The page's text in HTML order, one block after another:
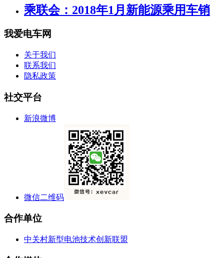
乘联会：2018年1月新能源乘用车销
我爱电车网
关于我们
联系我们
隐私政策
社交平台
新浪微博
微信二维码
合作单位
中关村新型电池技术创新联盟